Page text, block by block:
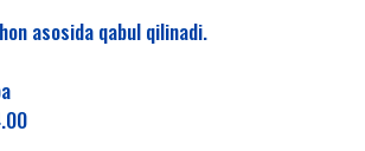
asosida qabul qilinadi.